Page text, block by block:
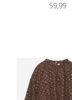
59,99